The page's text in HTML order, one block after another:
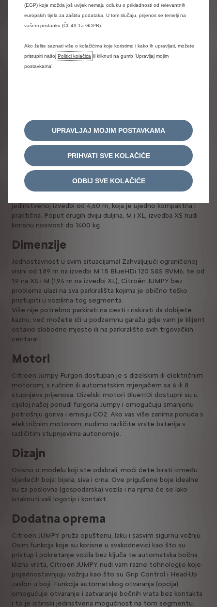
Nova generacija Jumpy koristi optimiziranu arhitekturu za još
bolju uporabu, udobnost i sigurnost. Objedinjuje najnovije
generacije tehnologija za pomoć u vožnji i motore što ga
benzinskim ili električnim motorom, u 3 dužine i opremljen
bočnim vratima s mogućnošću otvaranja bez ruku (u opciji).
Naša gospodarska vozila mogu se konfigurirati različitim
Citroën Jumpy svojom se učinkovitom konstrukcijom
prilagođava svim vašim potrebama za najveću funkcionalnost,
praktičnost i ergonomiju. Nudi do 1400 kg korisne nosivosti,
6,6 m3 tovarnog obujma, 4 m korisne duljine i do 2,5 tone
mase prikolice. Platforma je modularna zahvaljujući različitim
međuosovinskim razmacima (2,92 m i 3,27 m) i različitim
stražnjim prevjesima (0,80 m i 1,15 m) koji se mogu
kombinirati u tri vanjske duljine. Osim duljina M (4,95 m) i XL
jedinstvenoj izvedbi od 4,60 m, koja je ujedno kompaktna i
praktična. Poput drugih dviju duljina, M i XL, izvedba XS nudi
korisnu nosivost do 1400 kg.
Dimenzije
Jednostavnost u svim situacijama! Zahvaljujući ograničenoj
visini od 1,89 m na izvedbi M 1.5 BlueHDi 120 S&S BVM6, te od
1,9 na XS i M (1,94 m na izvedbi XL), Citroën JUMPY bez
problema ulazi na sva parkirališta kojima je obično teško
pristupiti u vozilima tog segmenta.
Više nije potrebno parkirati na cesti i riskirati da dobijete
kaznu, već možete ići u podzemnu garažu gdje vam je klijent
ostavio slobodno mjesto ili na parkiralište svih trgovačkih
centara!
Motori
Citroën Jumpy Furgon dostupan je s dizelskim ili električnim
motorom, s ručnim ili automatskim mjenjačem sa 6 ili 8
stupnjeva prijenosa. Dizelski motori BlueHDi dostupni su u
cijeloj našoj ponudi furgona Jumpy i omogućuju smanjenu
potrošnju goriva i emisiju CO2. Ako vas više zanima ponuda s
električnim motorom, nudimo različite vrste baterija s
različitim stupnjevima autonomije.
Dizajn
Ovisno o modelu koji ste odabrali, moći ćete birati između
sljedećih boja: bijela, siva i crna. Ove prigušene boje idealne
su za poslovna (gospodarska) vozila i na njima će se lako
istaknuti vaš logotip i kontakt.
Dodatna oprema
Citroën JUMPY pruža opuštenu, laku i sasvim sigurnu vožnju.
Osim funkcija koje su korisne u svakodnevici kao što su
pristup i pokretanje vozila bez ključa te automatska bočna
klizna vrata, Citroën JUMPY nudi vam razne tehnologije koje
pojednostavnjuju vožnju kao što su Grip Control i Head-Up
zaslon u boji. Funkcija automatskog otvaranja (opcija)
omogućuje otvaranje i zatvaranje bočnih vrata bez kontakta
i to je istinski jedinstvena mogućnost na tom segmentu.
(EGP) koje možda još uvijek nemaju odluku o prikladnosti od relevantnih
europskih tijela za zaštitu podataka. U tom slučaju, prijenos se temelji na
vašem pristanku (Čl. 49.1a GDPR).
Ako želite saznati više o kolačićima koje koristimo i kako ih upravljati, možete
pristupiti našoj Politici kolačića ili kliknuti na gumb 'Upravljaj mojim
postavkama'.
UPRAVLJAJ MOJIM POSTAVKAMA
PRIHVATI SVE KOLAČIĆE
ODBIJ SVE KOLAČIĆE